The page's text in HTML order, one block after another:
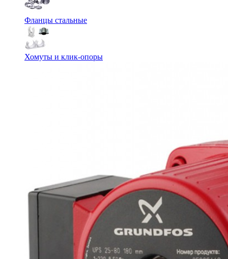
Фланцы стальные
Хомуты и клик-опоры